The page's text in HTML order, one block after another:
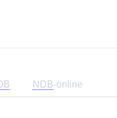
NDB-online